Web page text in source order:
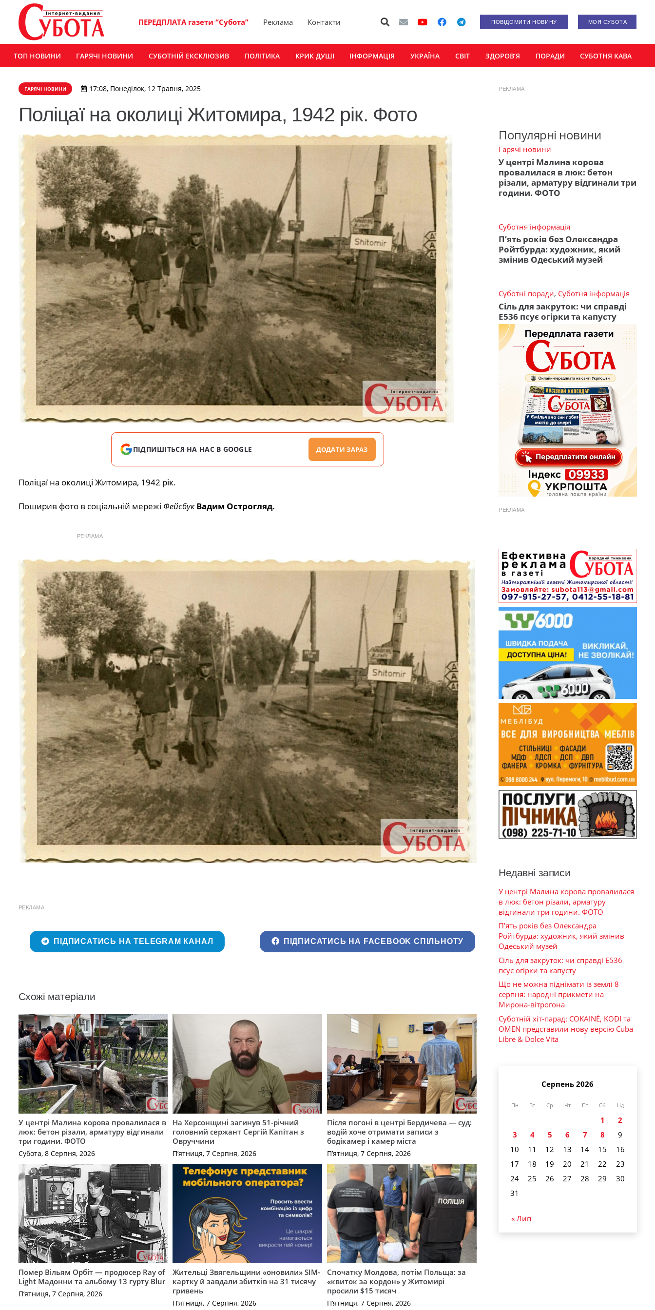
ПЕРЕДПЛАТА газети “Субота” Реклама Контакти ПОВІДОМИТИ НОВИНУ МОЯ СУБОТА
ТОП НОВИНИ ГАРЯЧІ НОВИНИ СУБОТНІЙ ЕКСКЛЮЗИВ ПОЛІТИКА КРИК ДУШІ ІНФОРМАЦІЯ УКРАЇНА СВІТ ЗДОРОВ’Я ПОРАДИ СУБОТНЯ КАВА
ГАРЯЧІ НОВИНИ 17:08, Понеділок, 12 Травня, 2025
Поліцаї на околиці Житомира, 1942 рік. Фото
ПІДПИШІТЬСЯ НА НАС В GOOGLE ДОДАТИ ЗАРАЗ
Поліцаї на околиці Житомира, 1942 рік.
Поширив фото в соціальній мережі Фейсбук Вадим Острогляд.
РЕКЛАМА
РЕКЛАМА
ПІДПИСАТИСЬ НА TELEGRAM КАНАЛ ПІДПИСАТИСЬ НА FACEBOOK СПІЛЬНОТУ
Схожі матеріали
У центрі Малина корова провалилася в
люк: бетон різали, арматуру відгинали
три години. ФОТО
Субота, 8 Серпня, 2026
На Херсонщині загинув 51-річний
головний сержант Сергій Капітан з
Овруччини
П’ятниця, 7 Серпня, 2026
Після погоні в центрі Бердичева — суд:
водій хоче отримати записи з
бодікамер і камер міста
П’ятниця, 7 Серпня, 2026
Помер Вільям Орбіт — продюсер Ray of
Light Мадонни та альбому 13 гурту Blur
П’ятниця, 7 Серпня, 2026
Жительці Звягельщини «оновили» SIM-
картку й завдали збитків на 31 тисячу
гривень
П’ятниця, 7 Серпня, 2026
Спочатку Молдова, потім Польща: за
«квиток за кордон» у Житомирі
просили $15 тисяч
П’ятниця, 7 Серпня, 2026
РЕКЛАМА
Популярні новини
Гарячі новини
У центрі Малина корова
провалилася в люк: бетон
різали, арматуру відгинали три
години. ФОТО
Суботня інформація
П’ять років без Олександра
Ройтбурда: художник, який
змінив Одеський музей
Суботні поради, Суботня інформація
Сіль для закруток: чи справді
Е536 псує огірки та капусту
РЕКЛАМА
Недавні записи
У центрі Малина корова провалилася
в люк: бетон різали, арматуру
відгинали три години. ФОТО
П’ять років без Олександра
Ройтбурда: художник, який змінив
Одеський музей
Сіль для закруток: чи справді Е536
псує огірки та капусту
Що не можна піднімати із землі 8
серпня: народні прикмети на
Мирона-вітрогона
Суботній хіт-парад: COKAINÉ, KODI та
OMEN представили нову версію Cuba
Libre & Dolce Vita
Серпень 2026
Пн Вт Ср Чт Пт Сб Нд
1
2
3
4 5 6 7 8
9
10
11 12 13 14 15
16
17
18 19 20 21 22
23
24
25 26 27 28 29
30
31
« Лип